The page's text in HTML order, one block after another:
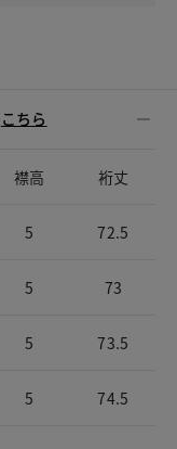
こちら
襟高 裄丈
5 72.5
5 73
5 73.5
5 74.5